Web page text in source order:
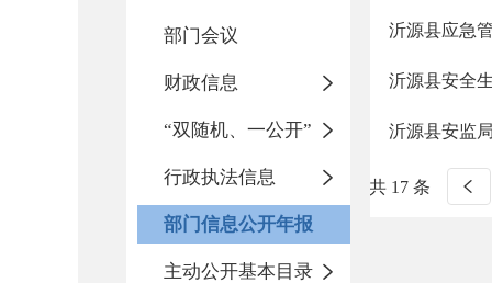
部门会议
财政信息
“双随机、一公开”
行政执法信息
部门信息公开年报
主动公开基本目录
沂源县应急
沂源县安全
沂源县安监
共 17 条